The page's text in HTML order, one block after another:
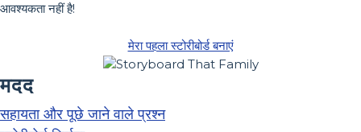
आवश्यकता नहीं है!
मेरा पहला स्टोरीबोर्ड बनाएं
मदद
सहायता और पूछे जाने वाले प्रश्न